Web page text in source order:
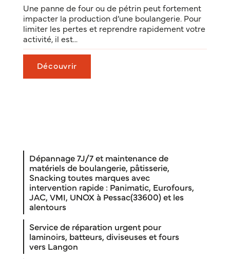
Une panne de four ou de pétrin peut fortement
impacter la production d’une boulangerie. Pour
limiter les pertes et reprendre rapidement votre
activité, il est...
Découvrir
Dépannage 7J/7 et maintenance de
matériels de boulangerie, pâtisserie,
Snacking toutes marques avec
intervention rapide : Panimatic, Eurofours,
JAC, VMI, UNOX à Pessac(33600) et les
alentours
Service de réparation urgent pour
laminoirs, batteurs, diviseuses et fours
vers Langon